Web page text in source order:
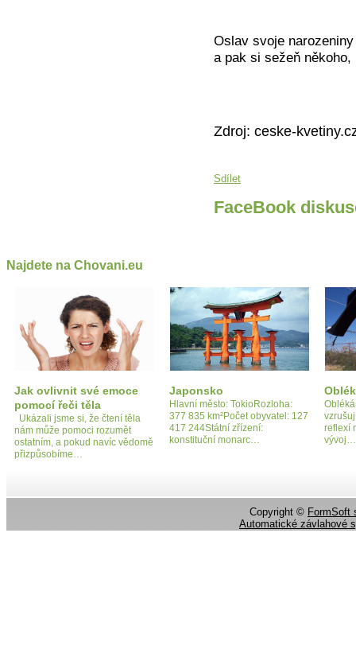
Oslav svoje
a pak si sežeň
Zdroj: ceske-
Sdílet
FaceBook
Najdete na Chovani.eu
Jak ovlivnit své emoce
pomocí řeči těla
Ukázali jsme si, že čtení těla
nám může pomoci rozumět
ostatním, a pokud navíc vědomě
přizpůsobíme…
Japonsko
Hlavní město: TokioRozloha:
377 835 km²Počet obyvatel: 127
417 244Státní zřízení:
konstituční monarc…
reflexí
vývoj…
Copyright © FormSoft
Automatické závlahové